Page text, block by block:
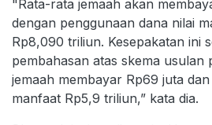
"Rata-rata jemaah akan
dengan penggunaan dana nilai
Rp8,090 triliun. Kesepakatan ini
pembahasan atas skema usulan
jemaah membayar Rp69 juta
manfaat Rp5,9 triliun,” kata dia.